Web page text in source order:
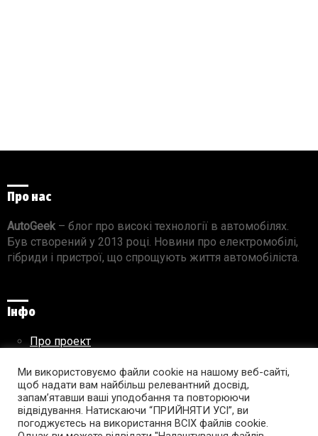
Про нас
AutoGeek – блог про високі технології в автомобілях.
Був створений у 2013 році. Новини про електромобілі,
гібриди і пристрої, що спрощують життя автомобіліста.
Інфо
Про проект
Правила використання матеріалів
Підпишись на AutoGeek!
Ми використовуємо файли cookie на нашому веб-сайті,
щоб надати вам найбільш релевантний досвід,
запам’ятавши ваші уподобання та повторюючи
відвідування. Натискаючи “ПРИЙНЯТИ УСІ”, ви
погоджуєтесь на використання ВСІХ файлів cookie.